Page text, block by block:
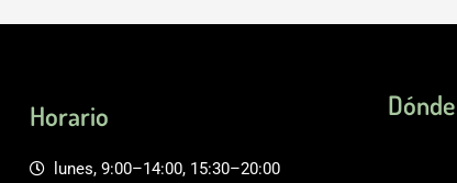
Horario
lunes, 9:00–14:00, 15:30–20:00